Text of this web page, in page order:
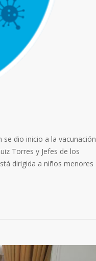
se dio inicio a la vacunación
Torres y Jefes de los
dirigida a niños menores